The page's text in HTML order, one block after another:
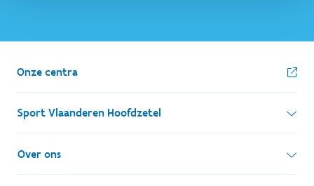
Onze centra
Sport Vlaanderen Hoofdzetel
Simon Bolivarlaan 17
1000 Brussel
Over ons